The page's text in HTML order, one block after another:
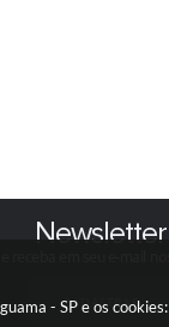
- SP e os cookies:
Newsletter
CADASTRAR